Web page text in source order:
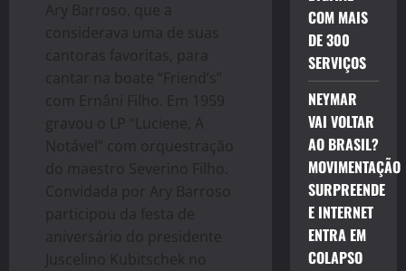
Ary Barroso, que a
considerava uma de suas
cantoras favoritas, para
cantar na boate “Friend’s”
com Ernâni Filho. Em 1959
gravou o LP “Luciene, A
Notável” com orquestração
do maestro Severino Filho.
Convidada por Ary Barroso
participou da festa de
aniversário do presidente
Juscelino Kubitschek no
COM MAIS
DE 300
SERVIÇOS
NEYMAR
VAI VOLTAR
AO BRASIL?
MOVIMENTAÇÃO
SURPREENDE
E INTERNET
ENTRA EM
COLAPSO